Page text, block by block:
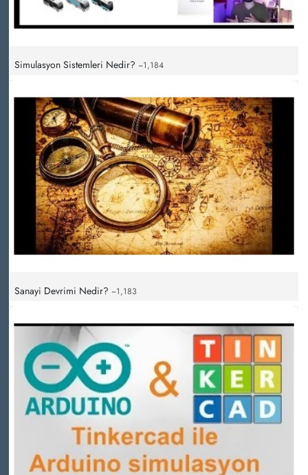
Simulasyon Sistemleri Nedir? ~1,184
Sanayi Devrimi Nedir? ~1,183